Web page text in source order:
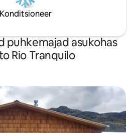
Konditsioneer
puhkemajad asukohas
Rio Tranquilo